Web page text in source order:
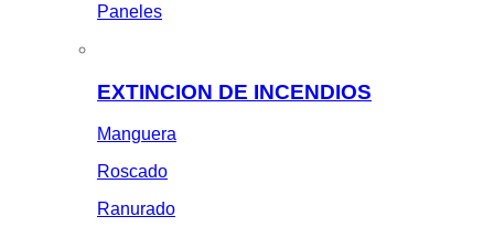
Paneles
EXTINCION DE INCENDIOS
Manguera
Roscado
Ranurado